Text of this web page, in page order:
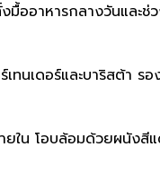
ออาหารกลางวันและช่
ทนเดอร์และบาริสต้า ร
ยใน โอบล้อมด้วยผนังสี